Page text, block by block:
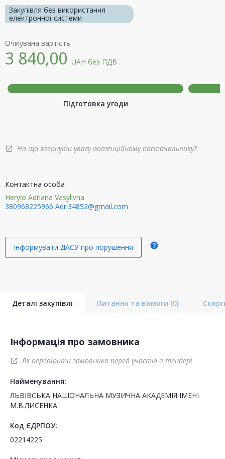
Закупівля без використання
електронної системи
Очікувана вартість
3 840,00 UAH без ПДВ
Підготовка угоди
open_in_new На що звернути увагу потенційному постачальнику?
Контактна особа
Herylo Adriana Vasylivna
380968225966 Adri34852@gmail.com
Інформувати ДАСУ про порушення help
Деталі закупівлі Питання та вимоги (0)
Інформація про замовника
open_in_new Як перевірити замовника перед участю в тендері
Найменування:
ЛЬВІВСЬКА НАЦІОНАЛЬНА МУЗИЧНА АКАДЕМІЯ ІМЕНІ
М.В.ЛИСЕНКА
Код ЄДРПОУ:
02214225